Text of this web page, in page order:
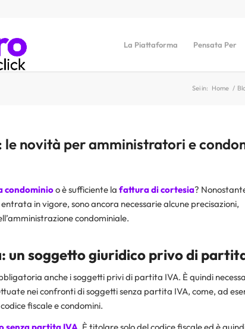
La Piattaforma Pensata Per
Sei in: Home /
novità per amministratori e
condominioo è sufficiente la fattura di cortesia?
entrata in vigore, sono ancora necessarie alcune precisazioni,
condominiale.
: un soggetto giuridico privo di
anche i soggetti privi di partita IVA. È quindi
nei confronti di soggetti senza partita IVA, come, ad
fiscale e condomini.